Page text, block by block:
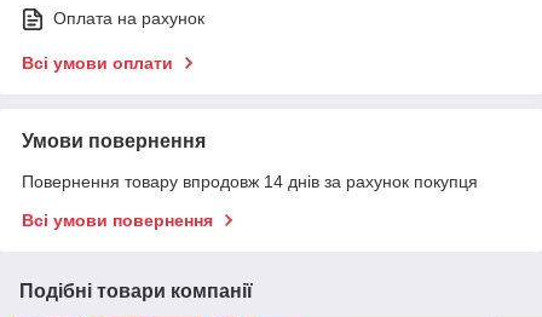
Оплата на рахунок
Всі умови оплати
Умови повернення
Повернення товару впродовж 14 днів за рахунок покупця
Всі умови повернення
Подібні товари компанії